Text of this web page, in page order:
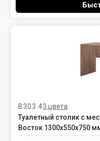
В303.43 цвета
Туалетный столик с
Восток 1300х550х750